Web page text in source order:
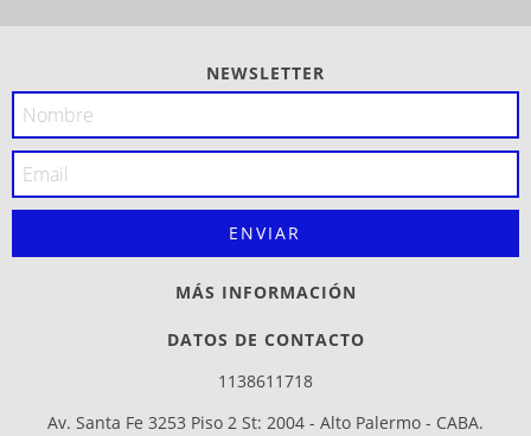
NEWSLETTER
MÁS INFORMACIÓN
DATOS DE CONTACTO
1138611718
Av. Santa Fe 3253 Piso 2 St: 2004 - Alto Palermo - CABA.